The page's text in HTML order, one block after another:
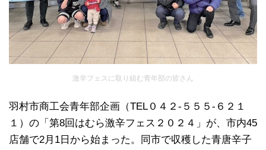
激辛フェスに取り組む青年部の皆さん
羽村市商工会青年部企画（TEL０４２‐５５５‐６２１
１）の「第8回はむら激辛フェス２０２４」が、市内45
店舗で2月1日から始まった。同市で収穫した青唐辛子